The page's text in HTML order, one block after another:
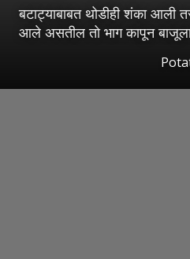
बटाट्याबाबत थोडीही शंका आली
आले असतील तो भाग कापून